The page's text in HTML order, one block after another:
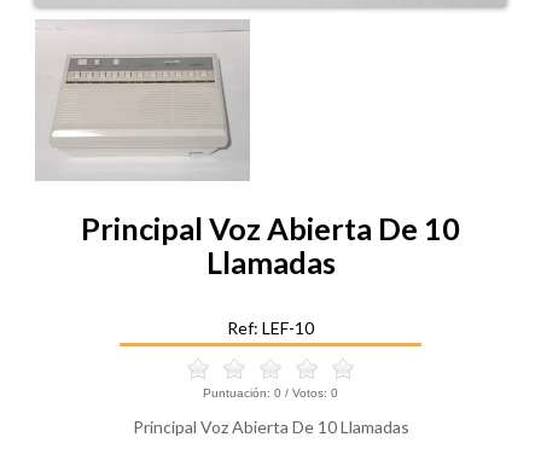
Principal Voz Abierta De 10
Llamadas
Ref: LEF-10
Puntuación: 0 / Votos: 0
Principal Voz Abierta De 10 Llamadas